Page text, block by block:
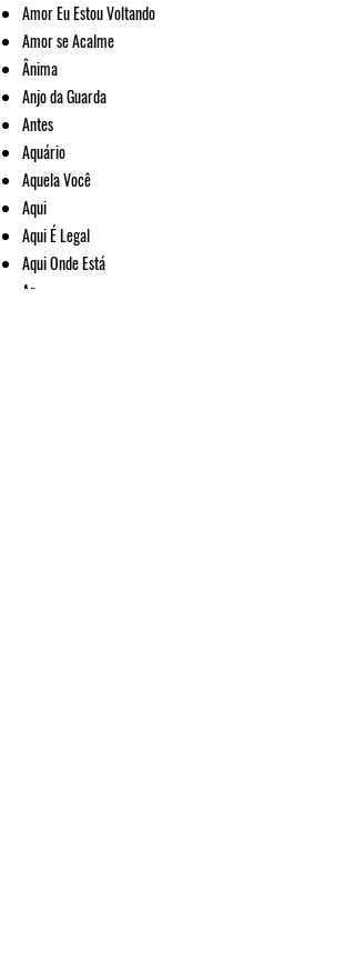
Amor Eu Estou Voltando
Amor se Acalme
Ânima
Anjo da Guarda
Antes
Aquário
Aquela Você
Aqui
Aqui É Legal
Aqui Onde Está
Ar